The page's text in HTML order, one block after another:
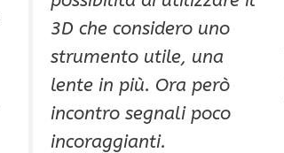
3D che considero uno
strumento utile, una
lente in più. Ora però
incontro segnali poco
incoraggianti.